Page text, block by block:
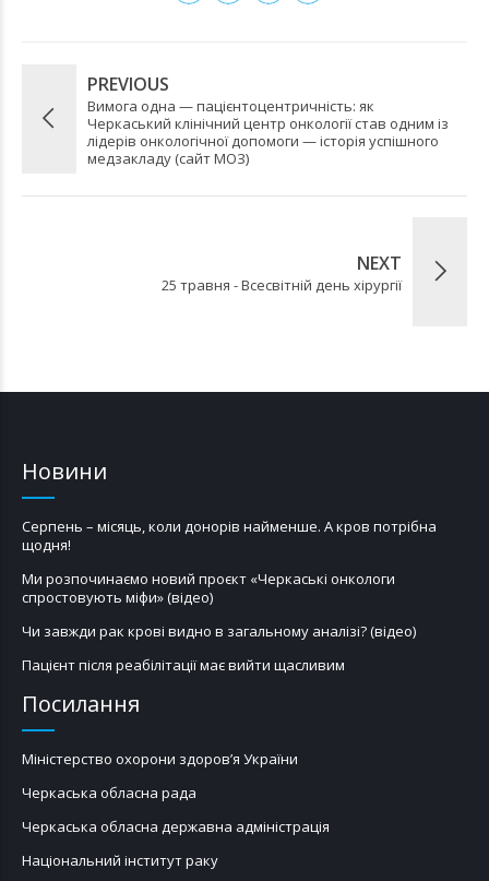
PREVIOUS
Вимога одна — пацієнтоцентричність: як
Черкаський клінічний центр онкології став одним із
лідерів онкологічної допомоги — історія успішного
медзакладу (сайт МОЗ)
NEXT
25 травня - Всесвітній день хірургії
Новини
Серпень – місяць, коли донорів найменше. А кров потрібна
щодня!
Ми розпочинаємо новий проєкт «Черкаські онкологи
спростовують міфи» (відео)
Чи завжди рак крові видно в загальному аналізі? (відео)
Пацієнт після реабілітації має вийти щасливим
Посилання
Міністерство охорони здоров’я України
Черкаська обласна рада
Черкаська обласна державна адміністрація
Національний інститут раку